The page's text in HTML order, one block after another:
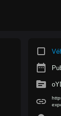
crop_square
date_range
source
link